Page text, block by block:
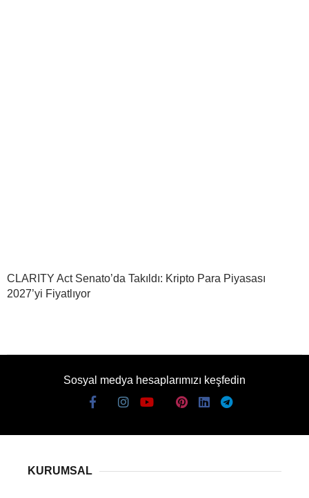
CLARITY Act Senato’da Takıldı: Kripto Para Piyasası
2027’yi Fiyatlıyor
Sosyal medya hesaplarımızı keşfedin
KURUMSAL